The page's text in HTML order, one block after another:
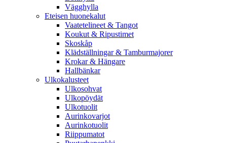
Vägghylla
Eteisen huonekalut
Vaatetelineet & Tangot
Koukut & Ripustimet
Skoskåp
Klädställningar & Tamburmajorer
Krokar & Hängare
Hallbänkar
Ulkokalusteet
Ulkosohvat
Ulkopöydät
Ulkotuolit
Aurinkovarjot
Aurinkotuolit
Riippumatot